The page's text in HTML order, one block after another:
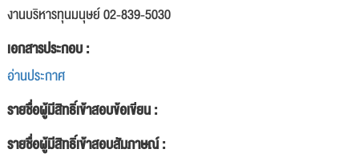
งานบริหารทุนมนุษย์ 02-839-5030
เอกสารประกอบ :
อ่านประกาศ
รายชื่อผู้มีสิทธิ์เข้าสอบข้อเขียน :
รายชื่อผู้มีสิทธิ์เข้าสอบสัมภาษณ์ :